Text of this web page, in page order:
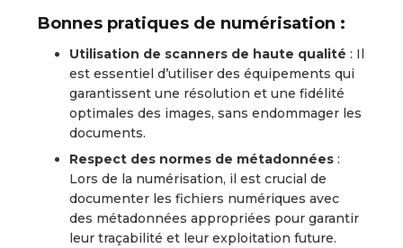
Bonnes pratiques de numérisation :
Utilisation de scanners de haute qualité : Il
est essentiel d’utiliser des équipements qui
garantissent une résolution et une fidélité
optimales des images, sans endommager les
documents.
Respect des normes de métadonnées :
Lors de la numérisation, il est crucial de
documenter les fichiers numériques avec
des métadonnées appropriées pour garantir
leur traçabilité et leur exploitation future.